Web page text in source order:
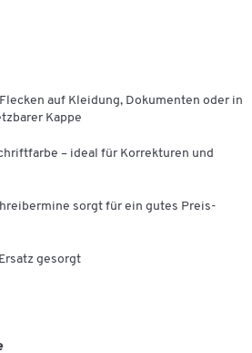
auf Kleidung, Dokumenten oder in
Kappe
– ideal für Korrekturen und
sorgt für ein gutes Preis-
gesorgt